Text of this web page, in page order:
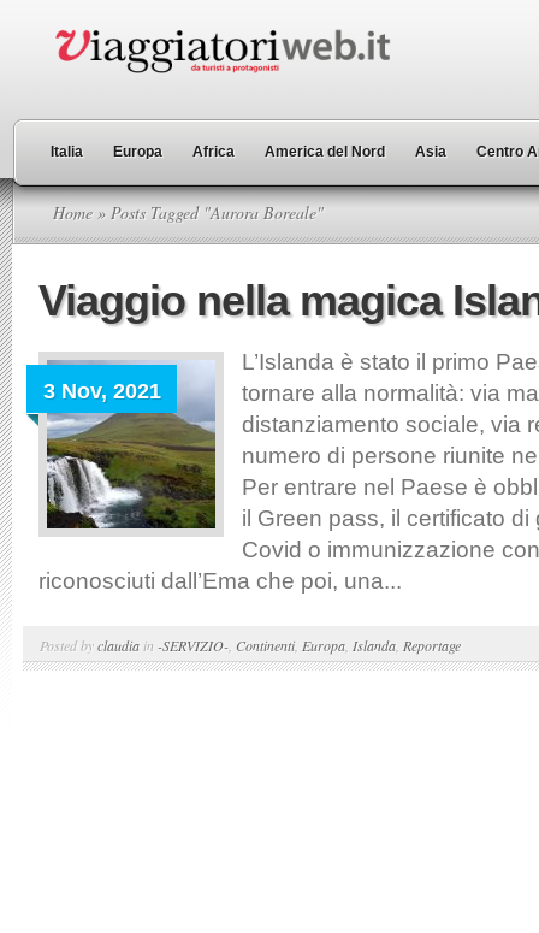
Italia Europa Africa America del Nord Asia Centro
Home » Posts Tagged "Aurora Boreale"
Viaggio nella magica
3 Nov, 2021
L’Islanda è stato il primo
tornare alla normalità: via
distanziamento sociale, via
numero di persone riunite
Per entrare nel Paese è
il Green pass, il certificato di
Covid o immunizzazione
riconosciuti dall’Ema che poi, una...
Posted byclaudia in -SERVIZIO- Continenti, Europa Islanda Reportage